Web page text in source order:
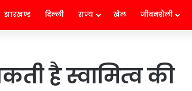
झारखण्ड दिल्ली राज्य खेल जीवनशैली
है स्वामित्व की